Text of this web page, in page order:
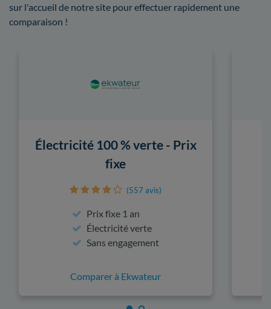
sur l'accueil de notre site pour effectuer rapidement une
comparaison !
Électricité 100 % verte - Prix
fixe
(557 avis)
Prix fixe 1 an
Électricité verte
Sans engagement
Comparer à Ekwateur